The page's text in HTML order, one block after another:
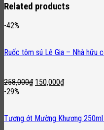
Related products
-42%
Ruốc tôm sú Lê Gia – Nhà hữu
258,000₫ Original
150,000₫Current
-29%
Tương ớt Mường Khương 250ml